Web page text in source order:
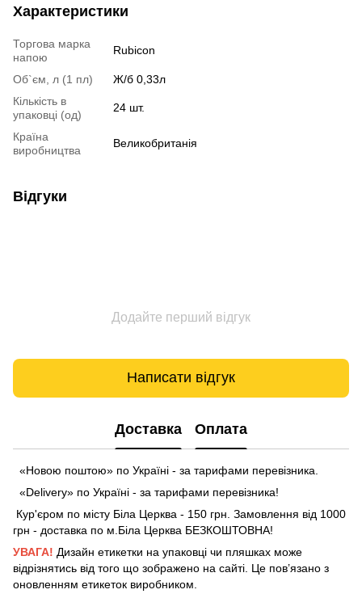
Характеристики
Торгова марка
напою
Rubicon
Об`єм, л (1 пл)
Ж/б 0,33л
Кількість в
упаковці (од)
24 шт.
Країна
виробництва
Великобританія
Відгуки
Додайте перший відгук
Написати відгук
Доставка Оплата
«Новою поштою» по Україні - за тарифами перевізника.
«Delivery» по Україні - за тарифами перевізника!
Кур'єром по місту Біла Церква - 150 грн. Замовлення від 1000
грн - доставка по м.Біла Церква БЕЗКОШТОВНА!
УВАГА! Дизайн етикетки на упаковці чи пляшках може
відрізнятись від того що зображено на сайті. Це пов’язано з
оновленням етикеток виробником.